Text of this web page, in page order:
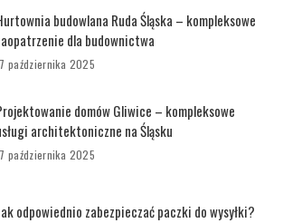
budowlana Ruda Śląska – kompleksowe
dla budownictwa
października 2025
domów Gliwice – kompleksowe
architektoniczne na Śląsku
października 2025
odpowiednio zabezpieczać paczki do wysyłki?